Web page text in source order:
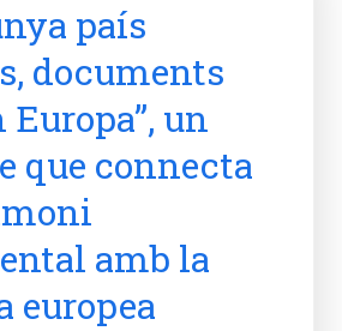
país
documents
Europa”, un
que connecta
amb la
europea